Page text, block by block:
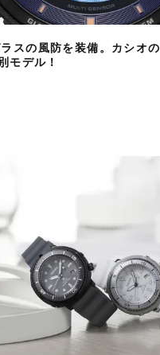
スの風防を装備。カシオ
モデル！